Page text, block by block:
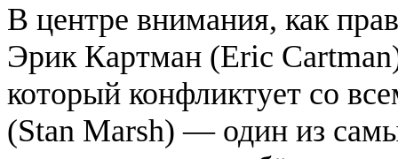
В центре внимания, как
Эрик Картман (Eric
который конфликтует со
(Stan Marsh) — один из